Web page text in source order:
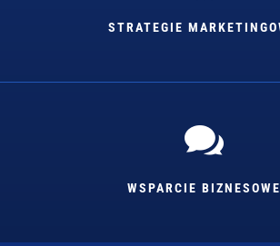
STRATEGIE

WSPARCIE BIZNESOWE